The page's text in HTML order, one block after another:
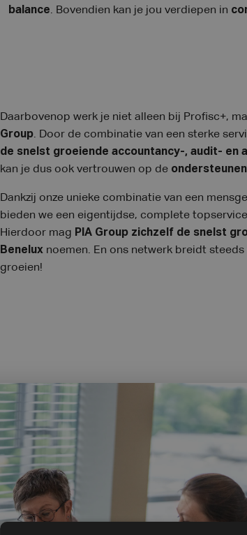
balance. Bovendien kan je jou verdiepen in
Daarbovenop werk je niet alleen bij Profisc+,
Group. Door de combinatie van een sterke
de snelst groeiende accountancy-, audit- en
kan je dus ook vertrouwen op de
Dankzij onze unieke combinatie van een
bieden we een eigentijdse, complete
Hierdoor mag PIA Group zichzelf de snelst
Benelux noemen. En ons netwerk breidt
groeien!